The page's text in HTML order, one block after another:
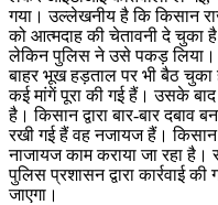
गया। उल्लेखनीय है कि किसान
को आत्मदाह की चेतावनी दे चुका
लेकिन पुलिस ने उसे पकड़ लिया।
बाहर भूख हड़ताल पर भी बैठ
कई मांगें पूरा की गई हैं। उसके बाद
है। किसान द्वारा बार-बार दबाव
रखी गई हैं वह नजायज हैं। किसान
नाजायज काम कराया जा रहा है।
पुलिस प्रशासन द्वारा कार्रवाई
जाएगा।